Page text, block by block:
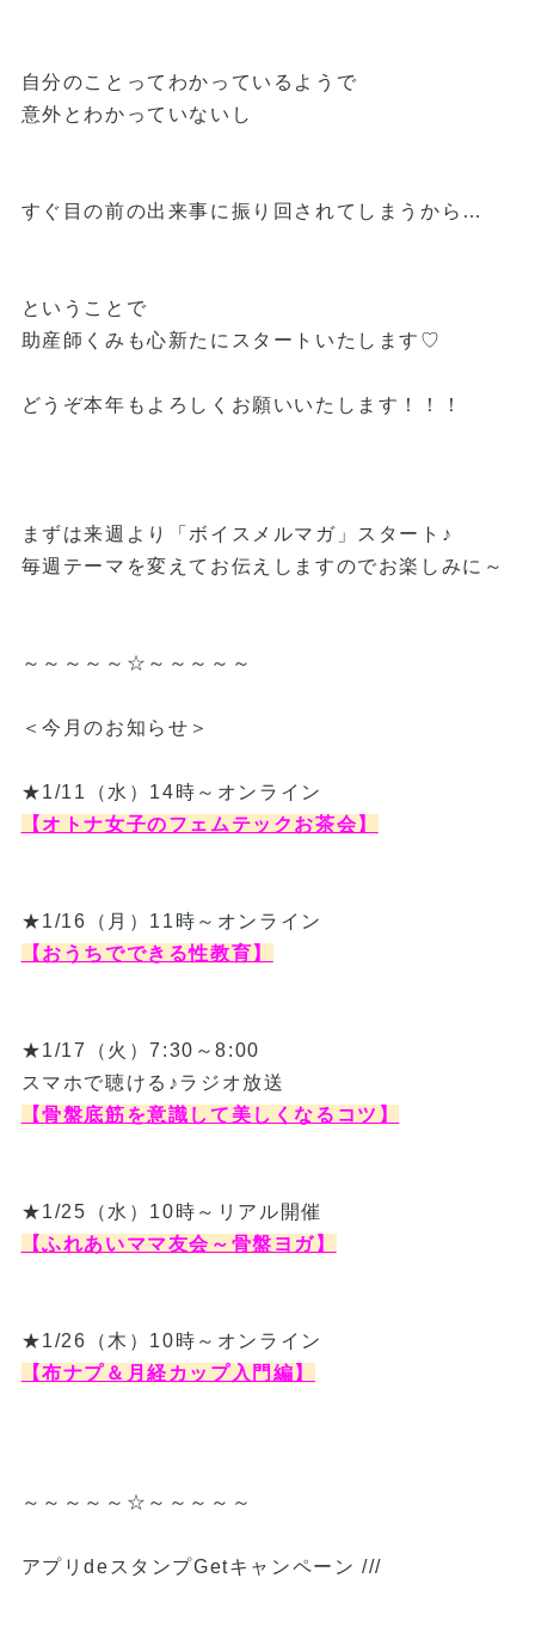
自分のことってわかっているようで
意外とわかっていないし
すぐ目の前の出来事に振り回されてしまうから…
ということで
助産師くみも心新たにスタートいたします♡
どうぞ本年もよろしくお願いいたします！！！
まずは来週より「ボイスメルマガ」スタート♪
毎週テーマを変えてお伝えしますのでお楽しみに～
～～～～～☆～～～～～
＜今月のお知らせ＞
★1/11（水）14時～オンライン
【オトナ女子のフェムテックお茶会】
★1/16（月）11時～オンライン
【おうちでできる性教育】
★1/17（火）7:30～8:00
スマホで聴ける♪ラジオ放送
【骨盤底筋を意識して美しくなるコツ】
★1/25（水）10時～リアル開催
【ふれあいママ友会～骨盤ヨガ】
★1/26（木）10時～オンライン
【布ナプ＆月経カップ入門編】
～～～～～☆～～～～～
アプリdeスタンプGetキャンペーン ///